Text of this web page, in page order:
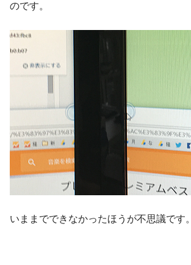
のです。
いままでできなかったほうが不思議です。